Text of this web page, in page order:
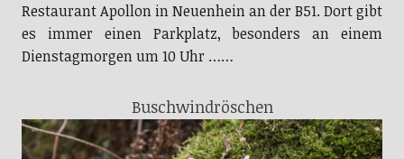
Restaurant Apollon in Neuenhein an der B51. Dort gibt
es immer einen Parkplatz, besonders an einem
Dienstagmorgen um 10 Uhr ……
Buschwindröschen